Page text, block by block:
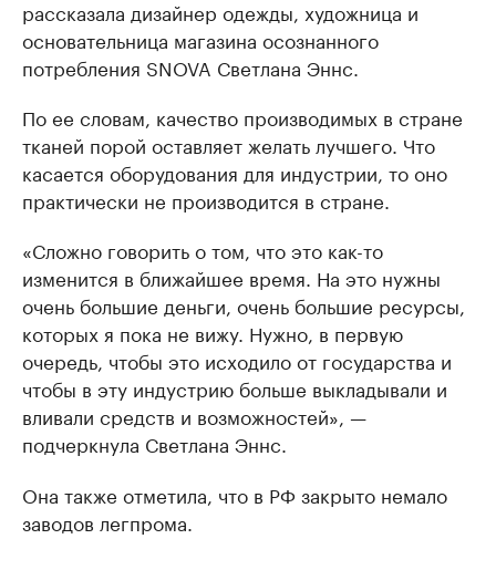
рассказала дизайнер одежды, художница и
основательница магазина осознанного
потребления SNOVA Светлана Эннс.
По ее словам, качество производимых в стране
тканей порой оставляет желать лучшего. Что
касается оборудования для индустрии, то оно
практически не производится в стране.
«Сложно говорить о том, что это как-то
изменится в ближайшее время. На это нужны
очень большие деньги, очень большие ресурсы,
которых я пока не вижу. Нужно, в первую
очередь, чтобы это исходило от государства и
чтобы в эту индустрию больше выкладывали и
вливали средств и возможностей», —
подчеркнула Светлана Эннс.
Она также отметила, что в РФ закрыто немало
заводов легпрома.